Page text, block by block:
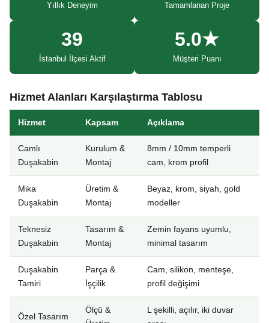
Yıllık Deneyim Tamamlanan Proje
39
İstanbul İlçesi Aktif
5.0★
Müşteri Puanı
Hizmet Alanları Karşılaştırma Tablosu
Hizmet Kapsam Açıklama
Camlı
Duşakabin
Kurulum &
Montaj
8mm / 10mm temperli
cam, krom profil
Mika
Duşakabin
Üretim &
Montaj
Beyaz, krom, siyah, gold
modeller
Teknesiz
Duşakabin
Tasarım &
Montaj
Zemin fayans uyumlu,
minimal tasarım
Duşakabin
Tamiri
Parça &
İşçilik
Cam, silikon, menteşe,
profil değişimi
Özel Tasarım
Ölçü &
L şekilli, açılır, iki duvar